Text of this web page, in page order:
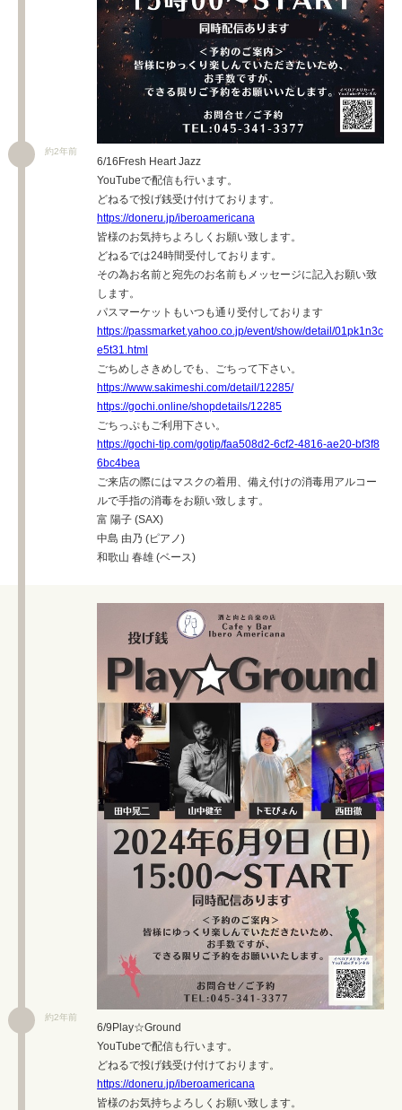
約2年前
6/16Fresh Heart Jazz
YouTubeで配信も行います。
どねるで投げ銭受け付けております。
https://doneru.jp/iberoamericana
皆様のお気持ちよろしくお願い致します。
どねるでは24時間受付しております。
その為お名前と宛先のお名前もメッセージに記入お願い致
します。
パスマーケットもいつも通り受付しております
https://passmarket.yahoo.co.jp/event/show/detail/01pk1n3c
e5t31.html
ごちめしさきめしでも、ごちって下さい。
https://www.sakimeshi.com/detail/12285/
https://gochi.online/shopdetails/12285
ごちっぷもご利用下さい。
https://gochi-tip.com/gotip/faa508d2-6cf2-4816-ae20-bf3f8
6bc4bea
ご来店の際にはマスクの着用、備え付けの消毒用アルコー
ルで手指の消毒をお願い致します。
富 陽子 (SAX)
中島 由乃 (ピアノ)
和歌山 春雄 (ベース)
約2年前
6/9Play☆Ground
YouTubeで配信も行います。
どねるで投げ銭受け付けております。
https://doneru.jp/iberoamericana
皆様のお気持ちよろしくお願い致します。